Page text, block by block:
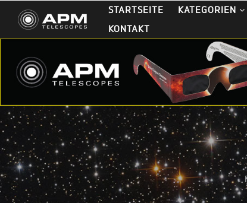
STARTSEITE KATEGORIEN
KONTAKT